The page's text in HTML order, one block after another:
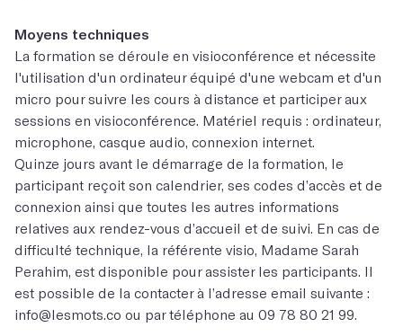
Moyens techniques
La formation se déroule en visioconférence et nécessite
l'utilisation d'un ordinateur équipé d'une webcam et d'un
micro pour suivre les cours à distance et participer aux
sessions en visioconférence. Matériel requis : ordinateur,
microphone, casque audio, connexion internet.
Quinze jours avant le démarrage de la formation, le
participant reçoit son calendrier, ses codes d’accès et de
connexion ainsi que toutes les autres informations
relatives aux rendez-vous d’accueil et de suivi. En cas de
difficulté technique, la référente visio, Madame Sarah
Perahim, est disponible pour assister les participants. Il
est possible de la contacter à l’adresse email suivante :
info@lesmots.co ou par téléphone au 09 78 80 21 99.